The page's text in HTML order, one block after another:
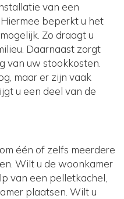
van een
beperkt u het
Zo draagt u
Daarnaast zorgt
van uw stookkosten.
maar er zijn vaak
u een deel van de
één of zelfs meerdere
Wilt u de woonkamer
van een pelletkachel,
plaatsen. Wilt u